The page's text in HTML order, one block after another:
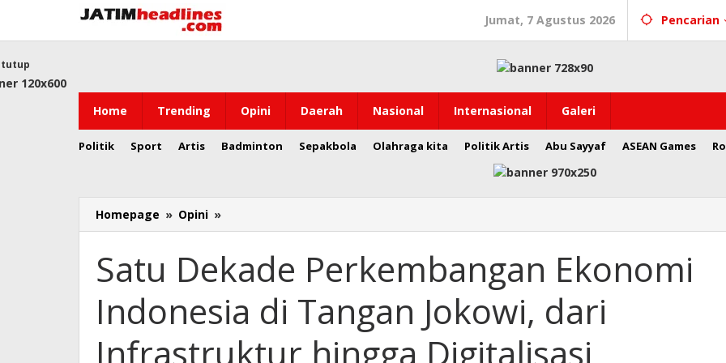
konten
Jumat, 7 Agustus 2026 Pencarian
Home Trending Opini Daerah Nasional Internasional Galeri
Politik Sport Artis Badminton Sepakbola Olahraga kita Politik Artis Abu Sayyaf ASEAN Games
tutup
Homepage » Opini »
Dekade
Ekonomi
Indonesia
di
Tangan
dari
Satu Dekade Perkembangan Ekonomi
Indonesia di Tangan Jokowi, dari
Infrastruktur hingga Digitalisasi